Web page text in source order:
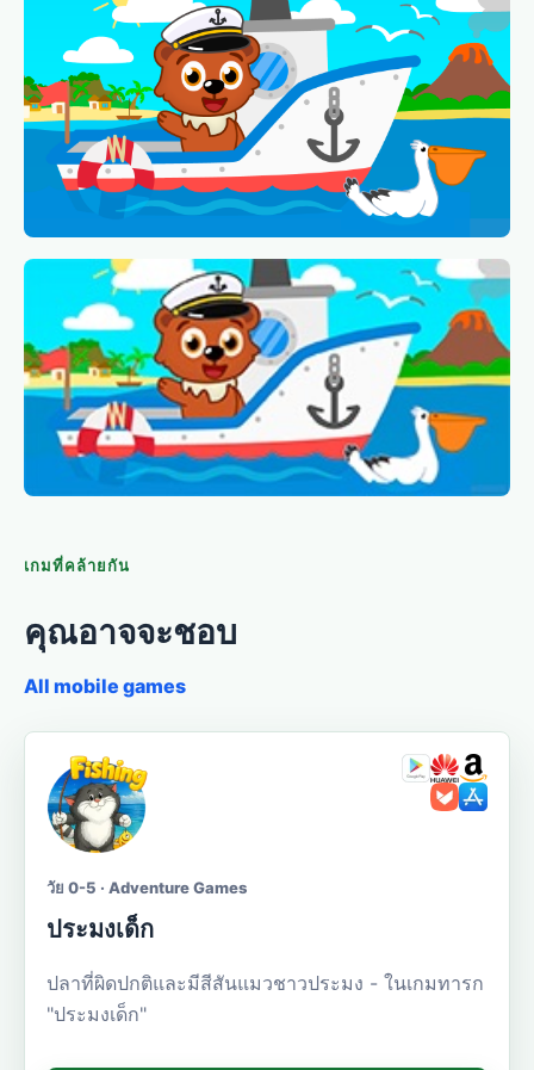
เกมที่คล้ายกัน
คุณอาจจะชอบ
All mobile games
วัย 0-5 · Adventure Games
ประมงเด็ก
ปลาที่ผิดปกติและมีสีสันแมวชาวประมง - ในเกมทารก
"ประมงเด็ก"